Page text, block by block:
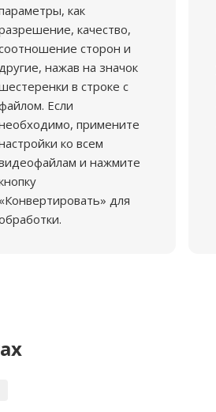
как
качество,
сторон и
нажав на значок
в строке с
Если
примените
ко всем
и нажмите
«Конвертировать» для